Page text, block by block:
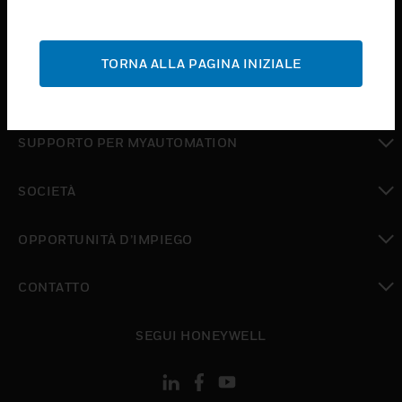
ASSISTENZA
toggle view
toggle view
SUPPORTO PER MYAUTOMATION
SOCIETÀ
OPPORTUNITÀ D’IMPIEGO
CONTATTO
SEGUI HONEYWELL
TORNA ALLA PAGINA INIZIALE